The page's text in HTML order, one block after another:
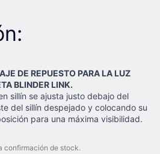
DE REPUESTO PARA LA LUZ
BLINDER LINK.
sillín se ajusta justo debajo del
del sillín despejado y colocando su
para una máxima visibilidad.
confirmación de stock.